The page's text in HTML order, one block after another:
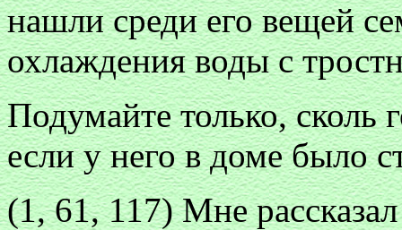
нашли среди его вещей
охлаждения воды с
Подумайте только, сколь
если у него в доме было
(1, 61, 117) Мне